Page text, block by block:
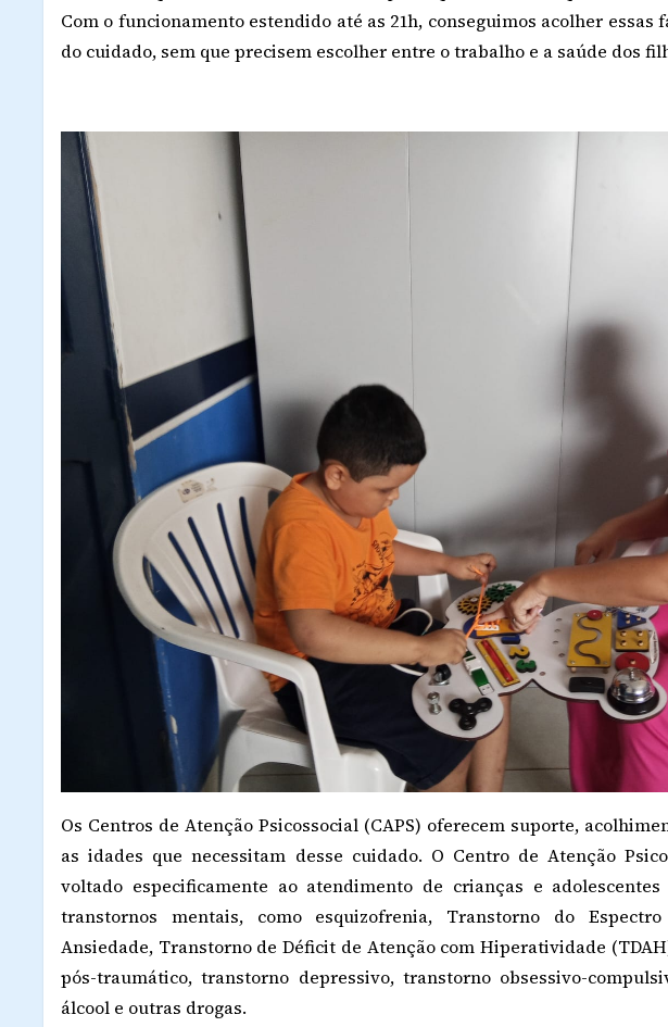
Com o funcionamento estendido até as 21h, conseguimos acolher
do cuidado, sem que precisem escolher entre o trabalho e a saúde dos
Os Centros de Atenção Psicossocial (CAPS) oferecem suporte,
as idades que necessitam desse cuidado. O Centro de Atenção
voltado especificamente ao atendimento de crianças e
transtornos mentais, como esquizofrenia, Transtorno do
Ansiedade, Transtorno de Déficit de Atenção com Hiperatividade
pós-traumático, transtorno depressivo, transtorno obsessivo-
álcool e outras drogas.